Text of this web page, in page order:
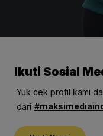
Ikuti Sosial
Yuk cek profil kami
dari